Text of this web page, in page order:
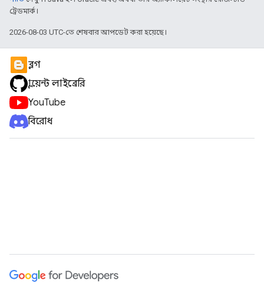
ট্রেডমার্ক।
2026-08-03 UTC-তে শেষবার আপডেট করা হয়েছে।
ব্লগ
ক্লায়েন্ট লাইব্রেরি
YouTube
বিরোধ